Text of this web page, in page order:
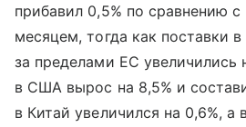
прибавил 0,5% по сравнению
месяцем, тогда как поставки
за пределами ЕС увеличились
в США вырос на 8,5% и
в Китай увеличился на 0,6%, а